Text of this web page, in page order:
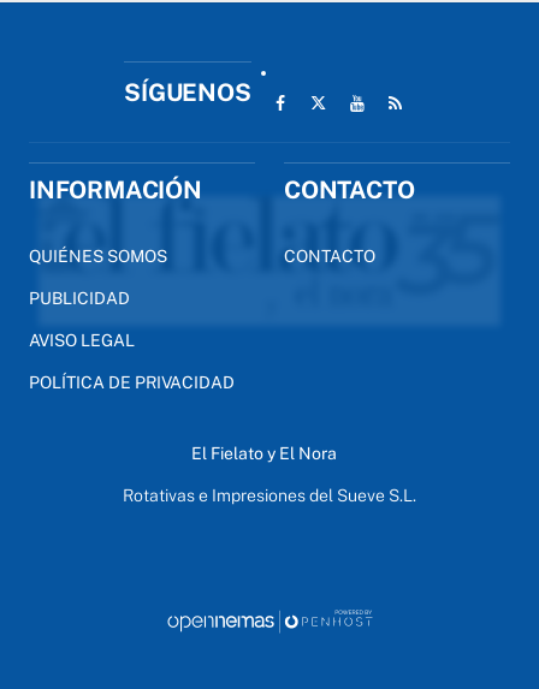
SÍGUENOS
INFORMACIÓN
QUIÉNES SOMOS
PUBLICIDAD
AVISO LEGAL
POLÍTICA DE PRIVACIDAD
CONTACTO
CONTACTO
El Fielato y El Nora
Rotativas e Impresiones del Sueve S.L.